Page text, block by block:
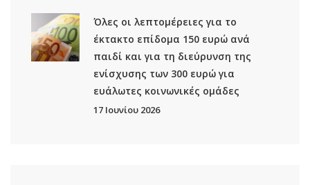
Όλες οι λεπτομέρειες για το
έκτακτο επίδομα 150 ευρώ ανά
παιδί και για τη διεύρυνση της
ενίσχυσης των 300 ευρώ για
ευάλωτες κοινωνικές ομάδες
17 Ιουνίου 2026